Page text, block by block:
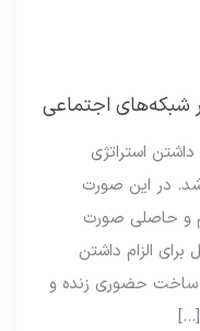
شبکه‌های اجتماعی
استراتژی
در این صورت
و حاصلی صورت
الزام داشتن
را به شما نشان می‌دهد. １. ساخت حضوری زنده و
[…]